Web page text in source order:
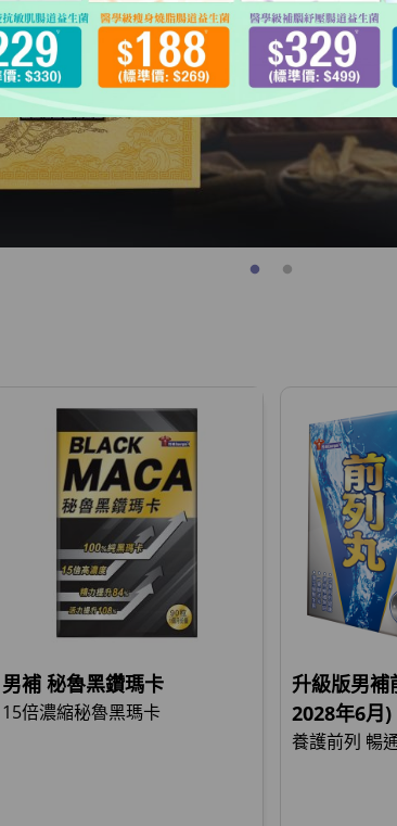
男補 秘魯黑鑽瑪卡
15倍濃縮秘魯黑瑪卡
升級版男補
2028年6月)
養護前列 暢